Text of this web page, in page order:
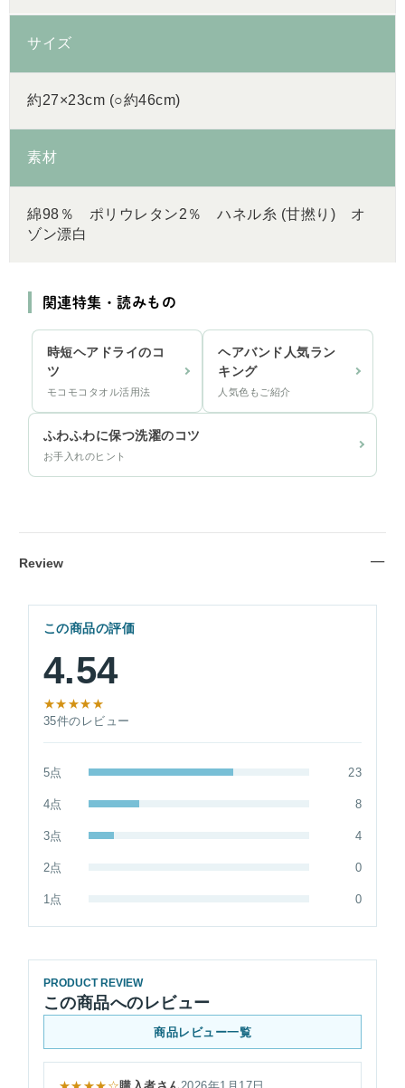
サイズ
約27×23cm (○約46cm)
素材
綿98％ ポリウレタン2％ ハネル糸 (甘撚り) オ
ゾン漂白
関連特集・読みもの
時短ヘアドライのコ
ツ
モコモコタオル活用法
ヘアバンド人気ラン
キング
人気色もご紹介
ふわふわに保つ洗濯のコツ
お手入れのヒント
Review
この商品の評価
4.54
★★★★★
35件のレビュー
5点 23
4点 8
3点 4
2点 0
1点 0
PRODUCT REVIEW
この商品へのレビュー
商品レビュー一覧